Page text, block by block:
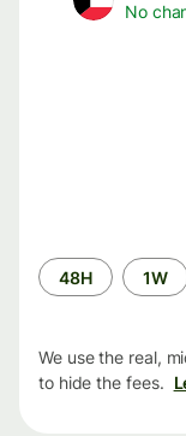
No
Time
period
48H 1W
We use the real,
to hide the fees.